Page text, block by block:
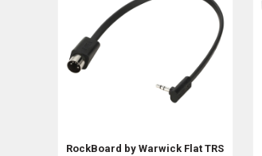
RockBoard by Warwick Flat TRS